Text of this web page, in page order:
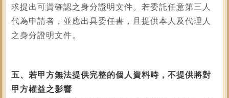
求提出可資確認之身分證明文件。若委託任意第三人
代為申請者，並應出具委任書，且提供本人及代理人
之身分證明文件。
五、若甲方無法提供完整的個人資料時，不提供將對
甲方權益之影響